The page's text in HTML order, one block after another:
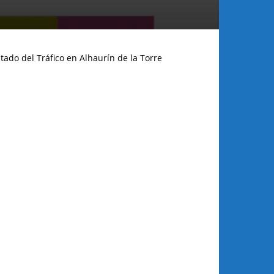
del Tráfico en Alhaurín de la Torre